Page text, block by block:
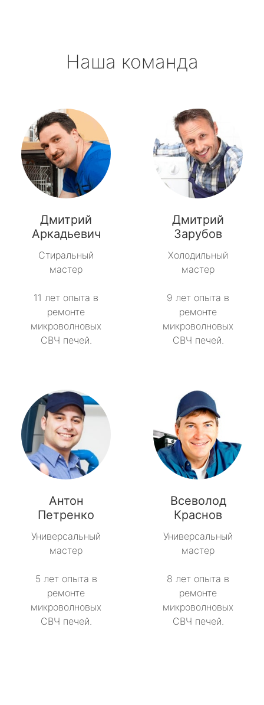
Наша команда
Дмитрий
Аркадьевич
Стиральный
мастер
11 лет опыта в
ремонте
микроволновых
СВЧ печей.
Дмитрий
Зарубов
Холодильный
мастер
9 лет опыта в
ремонте
микроволновых
СВЧ печей.
Антон
Петренко
Универсальный
мастер
5 лет опыта в
ремонте
микроволновых
СВЧ печей.
Всеволод
Краснов
Универсальный
мастер
8 лет опыта в
ремонте
микроволновых
СВЧ печей.